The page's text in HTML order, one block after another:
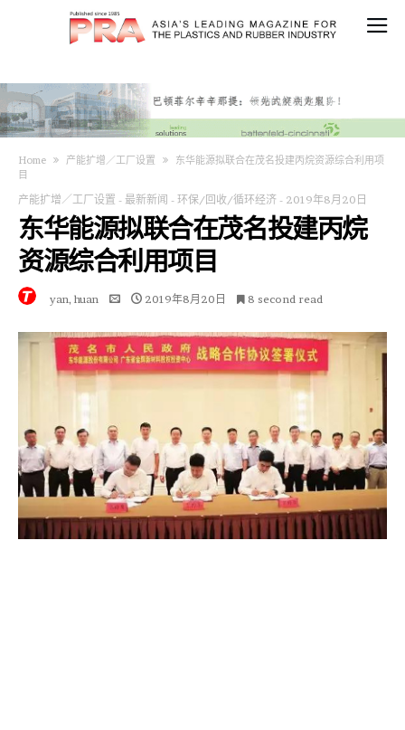
Home 产能扩增／工厂设置
东华能源拟联合在茂名投建丙烷资源综合利用项
目
产能扩增／工厂设置 - 最新新闻 - 环保/回收/循环经济 - 2019年8月20日
东华能源拟联合在茂名投建丙烷
资源综合利用项目
yan, huan 2019年8月20日 8 second read